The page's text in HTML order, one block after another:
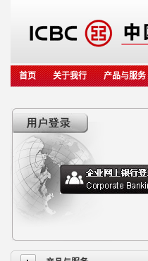
首页 关于我行 产品与服务